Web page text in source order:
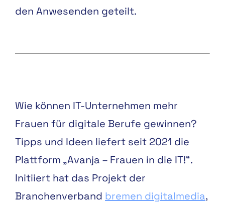
den Anwesenden geteilt.
Wie können IT-Unternehmen mehr
Frauen für digitale Berufe gewinnen?
Tipps und Ideen liefert seit 2021 die
Plattform „Avanja – Frauen in die IT!“.
Initiiert hat das Projekt der
Branchenverband bremen digitalmedia,